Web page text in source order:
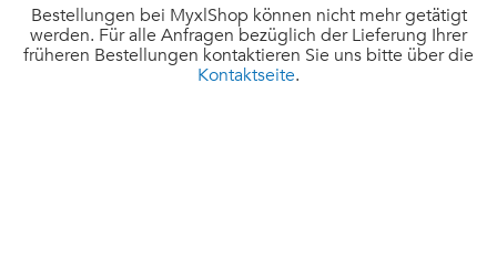
Bestellungen bei MyxlShop können nicht mehr getätigt
werden. Für alle Anfragen bezüglich der Lieferung Ihrer
früheren Bestellungen kontaktieren Sie uns bitte über die
Kontaktseite.